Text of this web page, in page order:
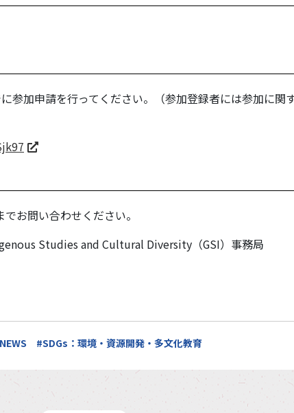
参加申請を行ってください。（参加登録者には参加に関
お問い合わせください。
Studies and Cultural Diversity（GSI）事務局
#SDGs：環境・資源開発・多文化教育